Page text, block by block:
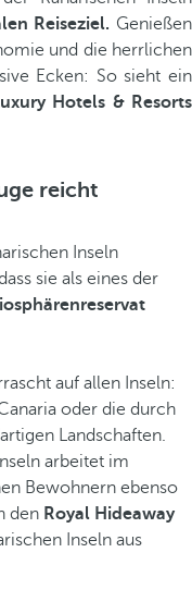
Reiseziel. Genießen
und die herrlichen
Ecken: So sieht ein
Hotels & Resorts
reicht
Inseln
sie als eines der
auf allen Inseln:
oder die durch
Landschaften.
arbeitet im
Bewohnern ebenso
den Royal Hideaway
Inseln aus